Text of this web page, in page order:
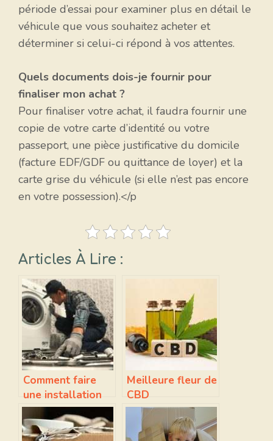
période d’essai pour examiner plus en détail le
véhicule que vous souhaitez acheter et
déterminer si celui-ci répond à vos attentes.
Quels documents dois-je fournir pour
finaliser mon achat ?
Pour finaliser votre achat, il faudra fournir une
copie de votre carte d’identité ou votre
passeport, une pièce justificative du domicile
(facture EDF/GDF ou quittance de loyer) et la
carte grise du véhicule (si elle n’est pas encore
en votre possession).</p
Articles À Lire :
Comment faire
une installation
de plomberie à
Sevran ?
Meilleure fleur de
CBD